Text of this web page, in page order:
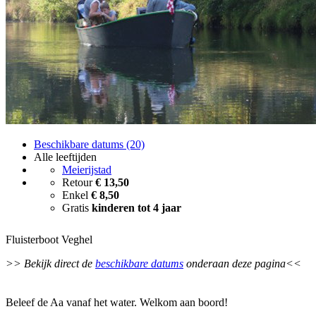
Beschikbare datums (20)
Alle leeftijden
Meierijstad
Retour€ 13,50
Enkel € 8,50
Gratis kinderen tot 4 jaar
Fluisterboot Veghel
>> Bekijk direct de beschikbare datums onderaan deze pagina<<
Beleef de Aa vanaf het water. Welkom aan boord!